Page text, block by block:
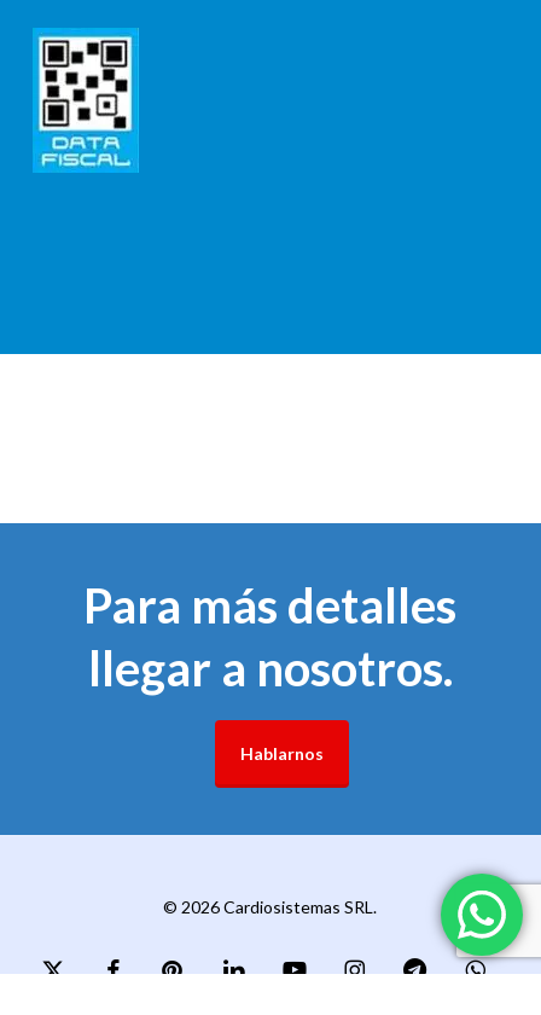
Para más detalles
llegar a nosotros.
Hablarnos
© 2026 Cardiosistemas SRL.
x-
facebookpinterestlinkedin youtubeinstagramtelegramwhatsapp